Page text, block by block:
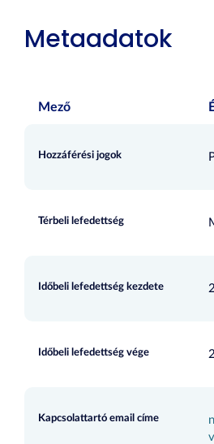
Metaadatok
Mező
Hozzáférési jogok
Térbeli lefedettség
Időbeli lefedettség kezdete
Időbeli lefedettség vége
Kapcsolattartó email címe